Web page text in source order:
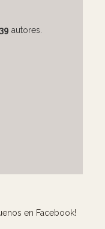
autores.
en Facebook!